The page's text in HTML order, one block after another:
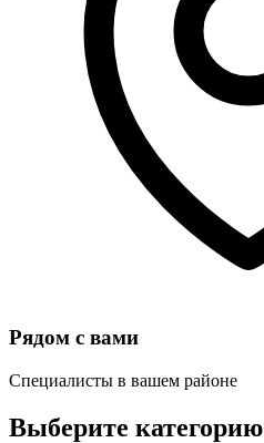
Рядом с вами
Специалисты в вашем районе
Выберите категорию